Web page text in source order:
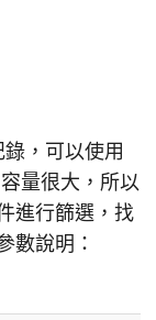
，可以使用
量很大，所以
進行篩選，找
數說明：